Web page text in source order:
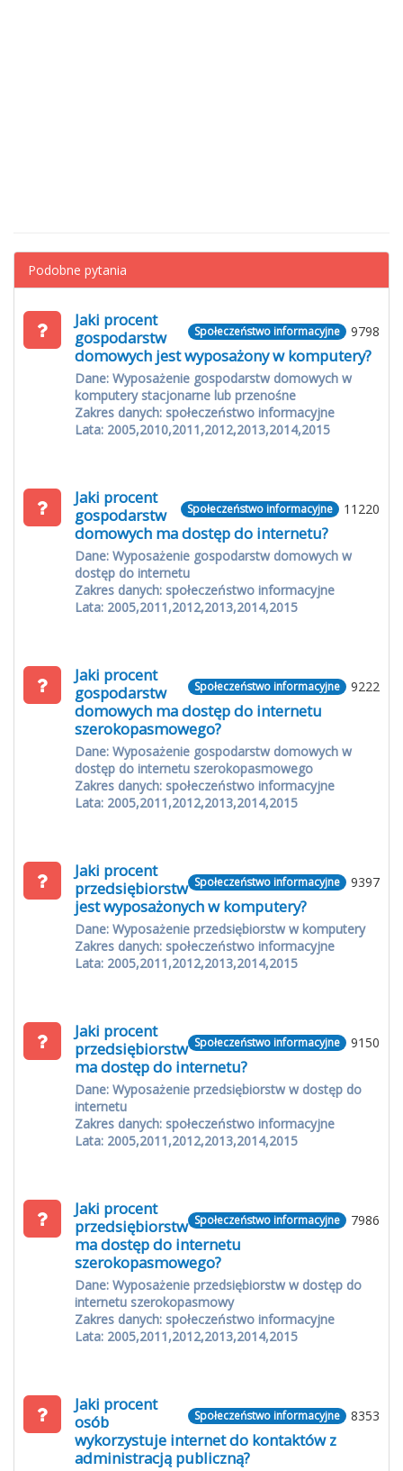
Podobne pytania
9798
Społeczeństwo informacyjne
Jaki procent
gospodarstw
domowych jest wyposażony w komputery?
Dane: Wyposażenie gospodarstw domowych w
komputery stacjonarne lub przenośne
Zakres danych: społeczeństwo informacyjne
Lata: 2005,2010,2011,2012,2013,2014,2015
11220
Społeczeństwo informacyjne
Jaki procent
gospodarstw
domowych ma dostęp do internetu?
Dane: Wyposażenie gospodarstw domowych w
dostęp do internetu
Zakres danych: społeczeństwo informacyjne
Lata: 2005,2011,2012,2013,2014,2015
9222
Społeczeństwo informacyjne
Jaki procent
gospodarstw
domowych ma dostęp do internetu
szerokopasmowego?
Dane: Wyposażenie gospodarstw domowych w
dostęp do internetu szerokopasmowego
Zakres danych: społeczeństwo informacyjne
Lata: 2005,2011,2012,2013,2014,2015
9397
Społeczeństwo informacyjne
Jaki procent
przedsiębiorstw
jest wyposażonych w komputery?
Dane: Wyposażenie przedsiębiorstw w komputery
Zakres danych: społeczeństwo informacyjne
Lata: 2005,2011,2012,2013,2014,2015
9150
Społeczeństwo informacyjne
Jaki procent
przedsiębiorstw
ma dostęp do internetu?
Dane: Wyposażenie przedsiębiorstw w dostęp do
internetu
Zakres danych: społeczeństwo informacyjne
Lata: 2005,2011,2012,2013,2014,2015
7986
Społeczeństwo informacyjne
Jaki procent
przedsiębiorstw
ma dostęp do internetu
szerokopasmowego?
Dane: Wyposażenie przedsiębiorstw w dostęp do
internetu szerokopasmowy
Zakres danych: społeczeństwo informacyjne
Lata: 2005,2011,2012,2013,2014,2015
8353
Społeczeństwo informacyjne
Jaki procent
osób
wykorzystuje internet do kontaktów z
administracją publiczną?